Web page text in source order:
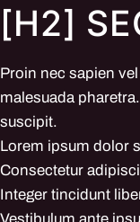
[H2]
Proin nec sapien
malesuada
suscipit.
Lorem ipsum dolor
Consectetur
Integer tincidunt